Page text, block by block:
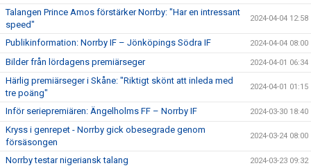
Talangen Prince Amos förstärker Norrby: "Har en intressant
speed"
2024-04-04 12:58
Publikinformation: Norrby IF – Jönköpings Södra IF 2024-04-04 08:00
Bilder från lördagens premiärseger 2024-04-01 06:34
Härlig premiärseger i Skåne: "Riktigt skönt att inleda med
tre poäng"
2024-04-01 01:15
Inför seriepremiären: Ängelholms FF – Norrby IF 2024-03-30 18:40
Kryss i genrepet - Norrby gick obesegrade genom
försäsongen
2024-03-24 08:00
Norrby testar nigeriansk talang 2024-03-23 09:32